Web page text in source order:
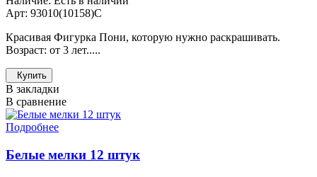
Арт: 93010(10158)C
Красивая Фигурка Пони, которую нужно раскрашивать.
Возраст: от 3 лет.....
Купить
В закладки
В сравнение
Подробнее
Белые мелки 12 штук